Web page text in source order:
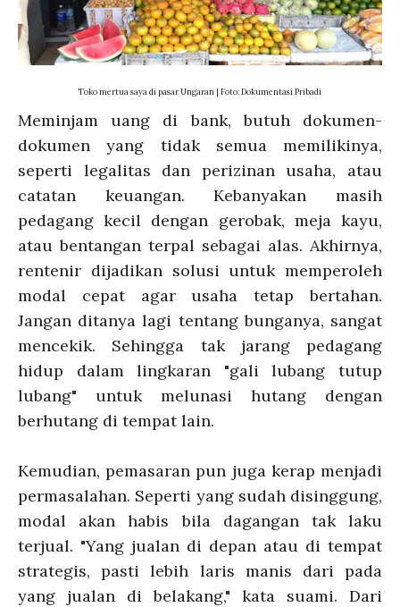
Toko mertua saya di pasar Ungaran | Foto: Dokumentasi Pribadi
Meminjam uang di bank, butuh dokumen-
dokumen yang tidak semua memilikinya,
seperti legalitas dan perizinan usaha, atau
catatan keuangan. Kebanyakan masih
pedagang kecil dengan gerobak, meja kayu,
atau bentangan terpal sebagai alas. Akhirnya,
rentenir dijadikan solusi untuk memperoleh
modal cepat agar usaha tetap bertahan.
Jangan ditanya lagi tentang bunganya, sangat
mencekik. Sehingga tak jarang pedagang
hidup dalam lingkaran "gali lubang tutup
lubang" untuk melunasi hutang dengan
berhutang di tempat lain.
Kemudian, pemasaran pun juga kerap menjadi
permasalahan. Seperti yang sudah disinggung,
modal akan habis bila dagangan tak laku
terjual. "Yang jualan di depan atau di tempat
strategis, pasti lebih laris manis dari pada
yang jualan di belakang," kata suami. Dari